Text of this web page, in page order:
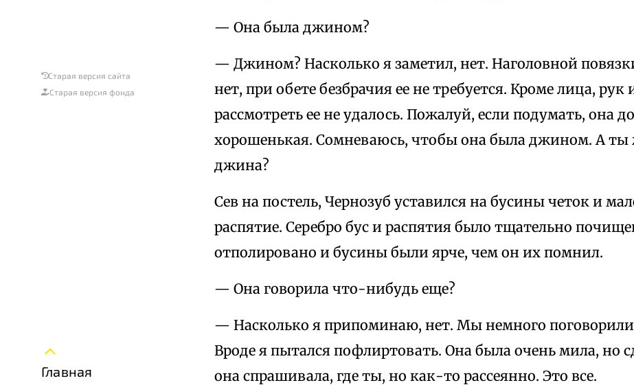
Старая версия сайта
Старая версия фонда
Главная
— Она была джином?
— Джином? Насколько я заметил, нет. Наголовной
нет, при обете безбрачия ее не требуется. Кроме лица, рук
рассмотреть ее не удалось. Пожалуй, если подумать, она
хорошенькая. Сомневаюсь, чтобы она была джином. А
джина?
Сев на постель, Чернозуб уставился на бусины четок и
распятие. Серебро бус и распятия было тщательно
отполировано и бусины были ярче, чем он их помнил.
— Она говорила что-нибудь еще?
— Насколько я припоминаю, нет. Мы немного поговорили
Вроде я пытался пофлиртовать. Она была очень мила, но
она спрашивала, где ты, но как-то рассеянно. Это все.